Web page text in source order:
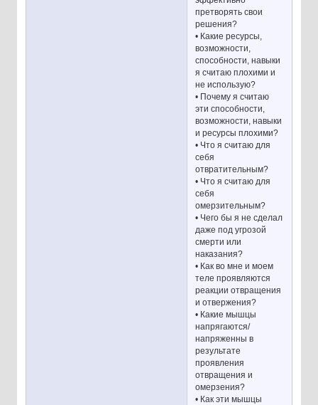
претворять свои
решения?
• Какие ресурсы,
возможности,
способности, навыки
я считаю плохими и
не использую?
• Почему я считаю
эти способности,
возможности, навыки
и ресурсы плохими?
• Что я считаю для
себя
отвратительным?
• Что я считаю для
себя
омерзительным?
• Чего бы я не сделал
даже под угрозой
смерти или
наказания?
• Как во мне и моем
теле проявляются
реакции отвращения
и отвержения?
• Какие мышцы
напрягаются/
напряженны в
результате
проявления
отвращения и
омерзения?
• Как эти мышцы